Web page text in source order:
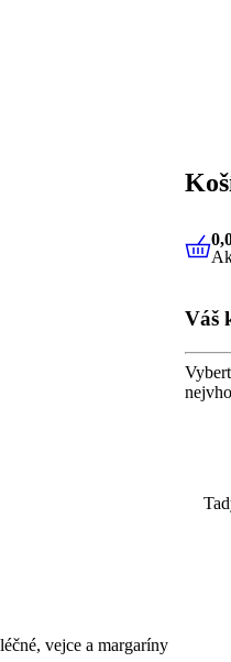
vejce a margaríny
Váš